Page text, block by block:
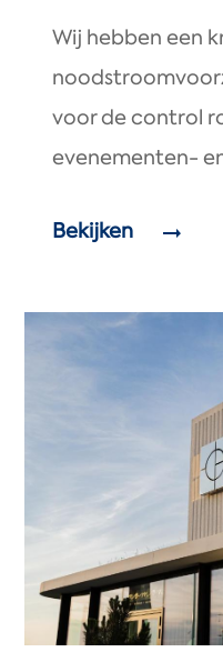
Wij hebben een
voor de control
evenementen-
Bekijken